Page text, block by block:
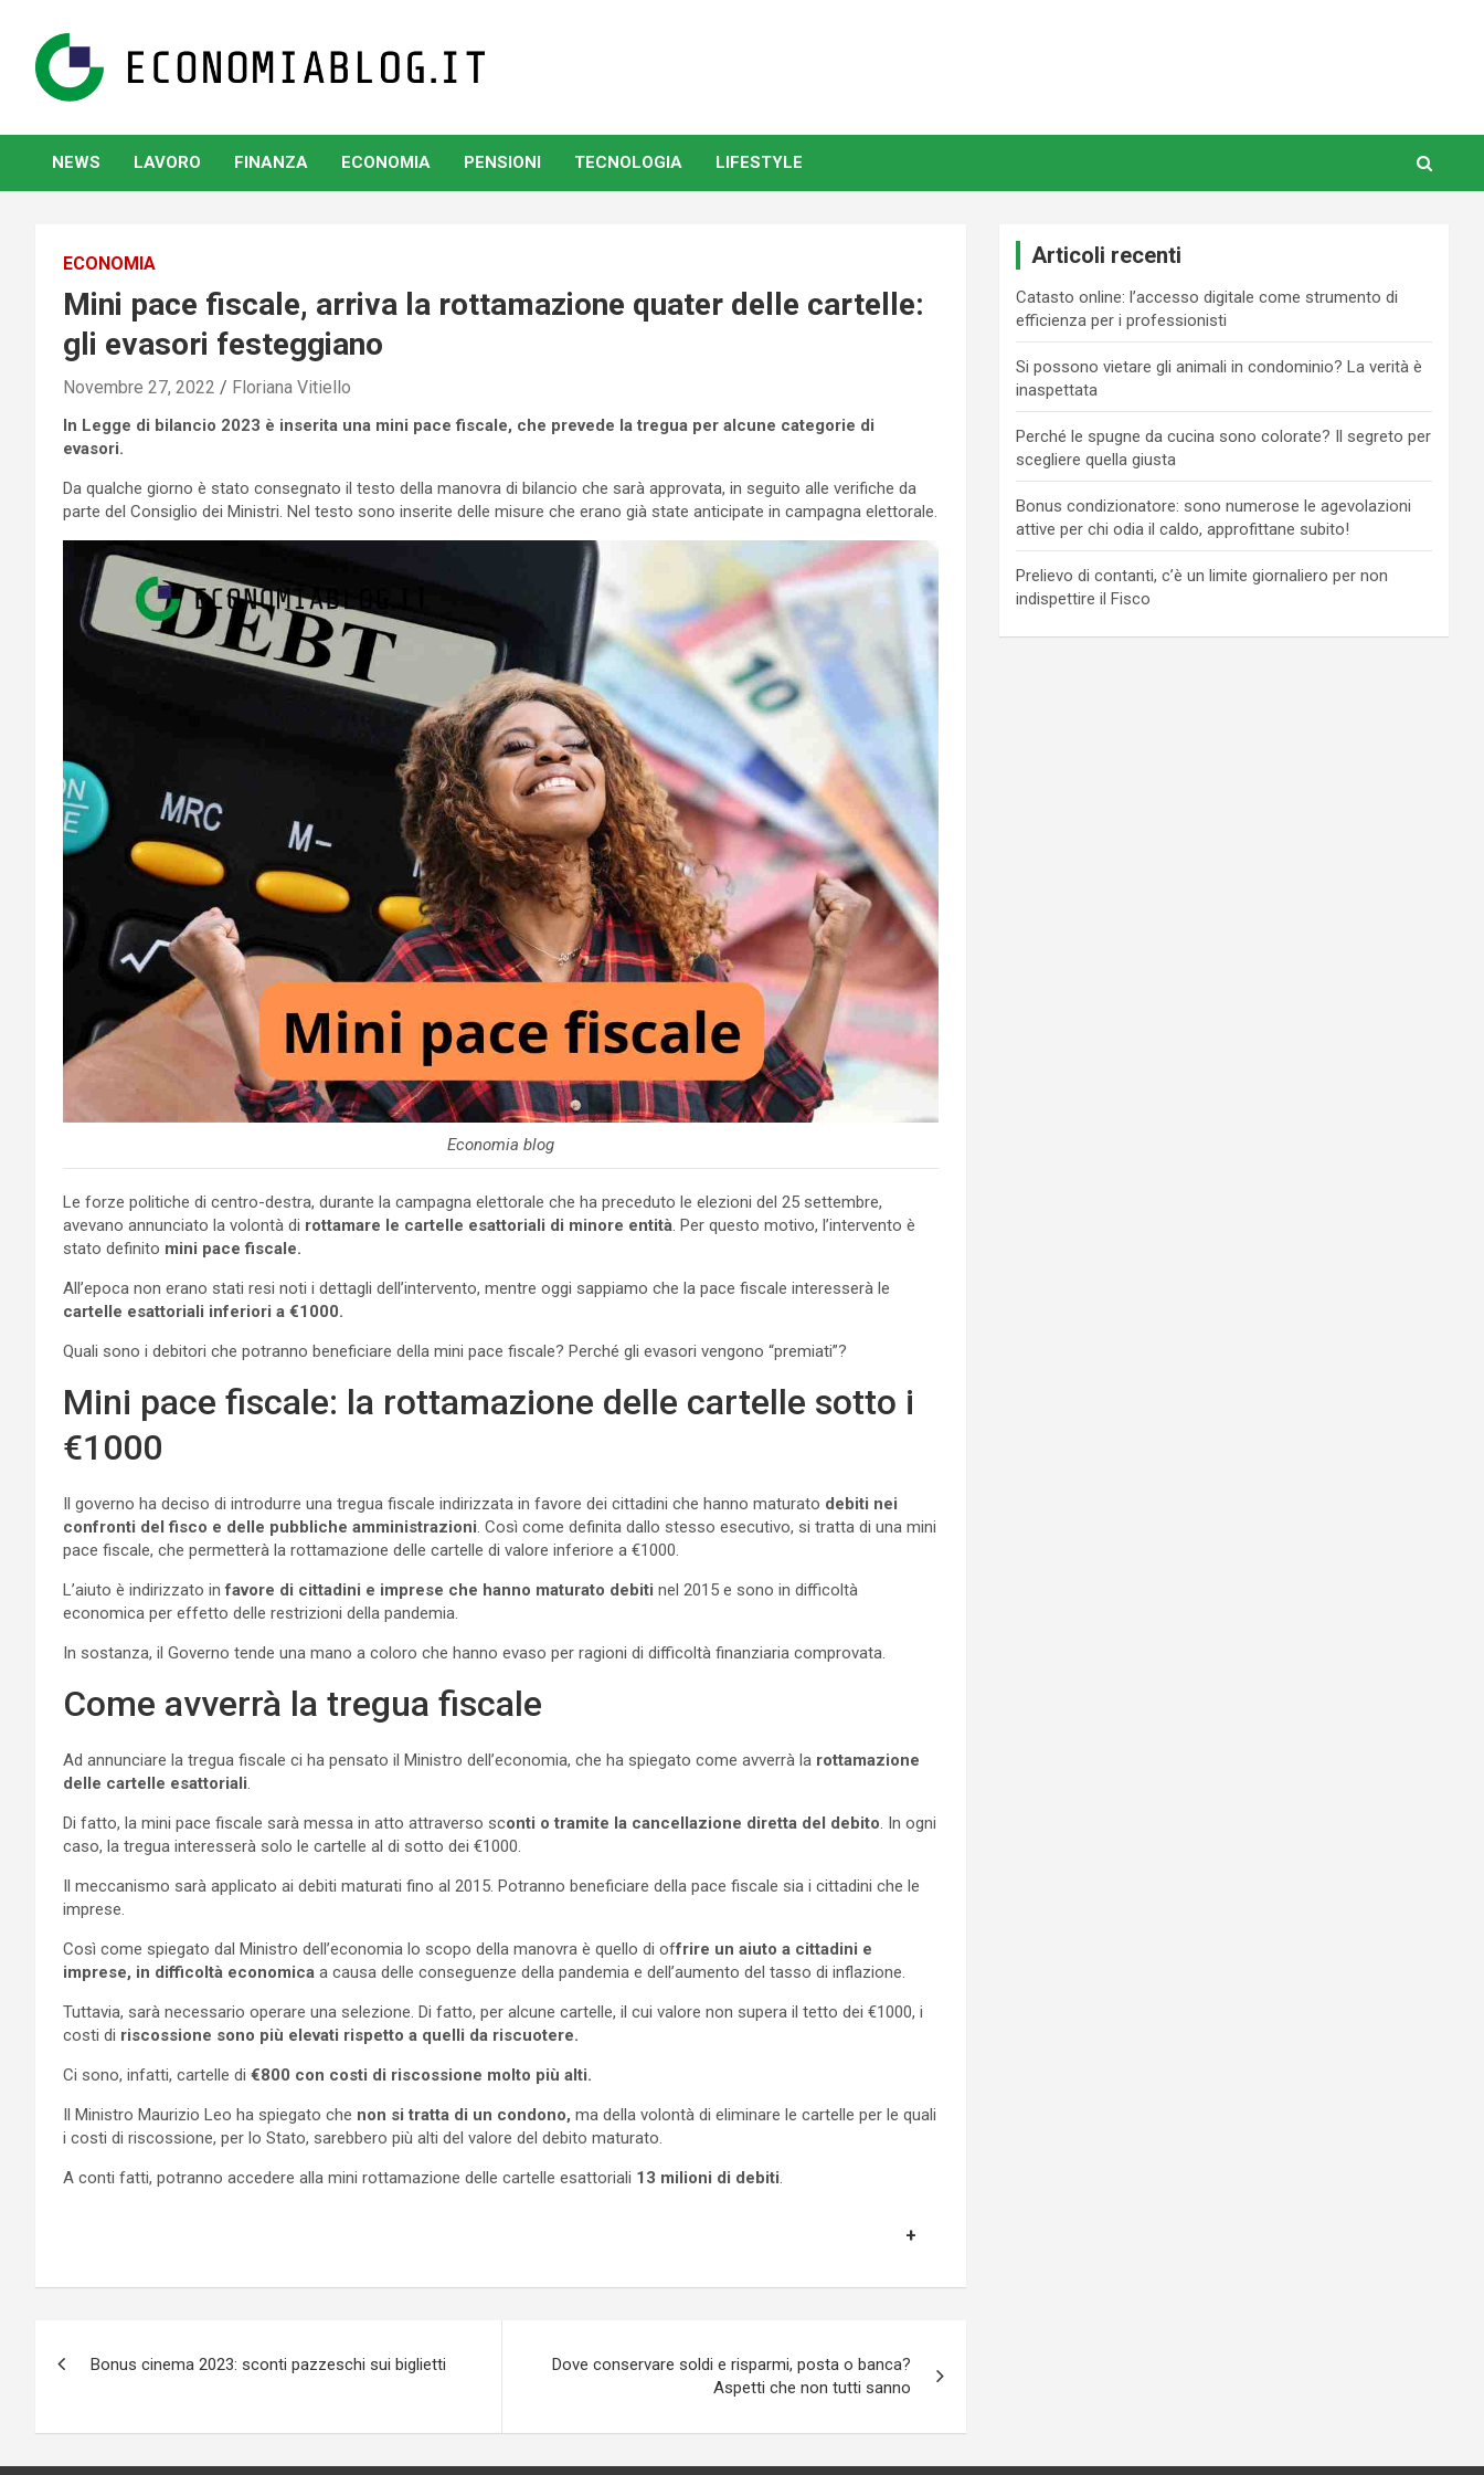
content
www.economiablog.it
NEWS LAVORO FINANZA ECONOMIA PENSIONI TECNOLOGIA LIFESTYLE
ECONOMIA
Mini pace fiscale, arriva la rottamazione quater delle cartelle:
gli evasori festeggiano
Novembre 27, 2022 Floriana Vitiello
In Legge di bilancio 2023 è inserita una mini pace fiscale, che prevede la tregua per alcune categorie di
evasori.
Da qualche giorno è stato consegnato il testo della manovra di bilancio che sarà approvata, in seguito alle verifiche da
parte del Consiglio dei Ministri. Nel testo sono inserite delle misure che erano già state anticipate in campagna elettorale.
Economia blog
Le forze politiche di centro-destra, durante la campagna elettorale che ha preceduto le elezioni del 25 settembre,
avevano annunciato la volontà di rottamare le cartelle esattoriali di minore entità. Per questo motivo, l’intervento è
stato definito mini pace fiscale.
All’epoca non erano stati resi noti i dettagli dell’intervento, mentre oggi sappiamo che la pace fiscale interesserà le
cartelle esattoriali inferiori a €1000.
Quali sono i debitori che potranno beneficiare della mini pace fiscale? Perché gli evasori vengono “premiati”?
Mini pace fiscale: la rottamazione delle cartelle sotto i
€1000
Il governo ha deciso di introdurre una tregua fiscale indirizzata in favore dei cittadini che hanno maturato debiti nei
confronti del fisco e delle pubbliche amministrazioni. Così come definita dallo stesso esecutivo, si tratta di una mini
pace fiscale, che permetterà la rottamazione delle cartelle di valore inferiore a €1000.
L’aiuto è indirizzato infavore di cittadini e imprese che hanno maturato debiti nel 2015 e sono in difficoltà
economica per effetto delle restrizioni della pandemia.
In sostanza, il Governo tende una mano a coloro che hanno evaso per ragioni di difficoltà finanziaria comprovata.
Come avverrà la tregua fiscale
Ad annunciare la tregua fiscale ci ha pensato il Ministro dell’economia, che ha spiegato come avverrà la rottamazione
delle cartelle esattoriali.
Di fatto, la mini pace fiscale sarà messa in atto attraverso sconti o tramite la cancellazione diretta del debito. In ogni
caso, la tregua interesserà solo le cartelle al di sotto dei €1000.
Il meccanismo sarà applicato ai debiti maturati fino al 2015. Potranno beneficiare della pace fiscale sia i cittadini che le
imprese.
Così come spiegato dal Ministro dell’economia lo scopo della manovra è quello di offrire un aiuto a cittadini e
imprese, in difficoltà economica a causa delle conseguenze della pandemia e dell’aumento del tasso di inflazione.
Tuttavia, sarà necessario operare una selezione. Di fatto, per alcune cartelle, il cui valore non supera il tetto dei €1000, i
costi di riscossione sono più elevati rispetto a quelli da riscuotere.
Ci sono, infatti, cartelle di €800 con costi di riscossione molto più alti.
Il Ministro Maurizio Leo ha spiegato che non si tratta di un condono, ma della volontà di eliminare le cartelle per le quali
i costi di riscossione, per lo Stato, sarebbero più alti del valore del debito maturato.
A conti fatti, potranno accedere alla mini rottamazione delle cartelle esattoriali 13 milioni di debiti.
Bonus cinema 2023: sconti pazzeschi sui biglietti
Dove conservare soldi e risparmi, posta o banca?
Aspetti che non tutti sanno
Articoli recenti
Catasto online: l’accesso digitale come strumento di
efficienza per i professionisti
Si possono vietare gli animali in condominio? La verità è
inaspettata
Perché le spugne da cucina sono colorate? Il segreto per
scegliere quella giusta
Bonus condizionatore: sono numerose le agevolazioni
attive per chi odia il caldo, approfittane subito!
Prelievo di contanti, c’è un limite giornaliero per non
indispettire il Fisco